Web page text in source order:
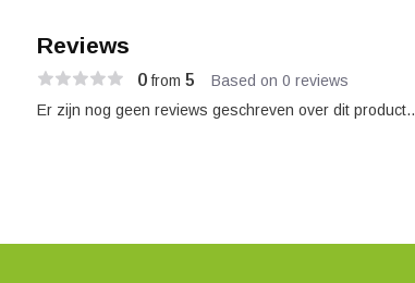
Reviews
0from 5 Based on 0 reviews
Er zijn nog geen reviews geschreven over dit product..